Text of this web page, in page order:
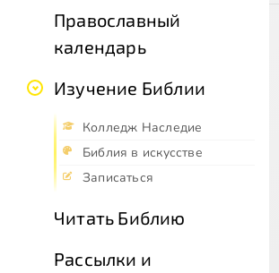
Православный
календарь
Изучение Библии
Колледж Наследие
Библия в искусстве
Записаться
Читать Библию
Рассылки и